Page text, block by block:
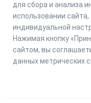
для сбора и анализа
использовании
индивидуальной
Нажимая кнопку
сайтом, вы
данных метрических